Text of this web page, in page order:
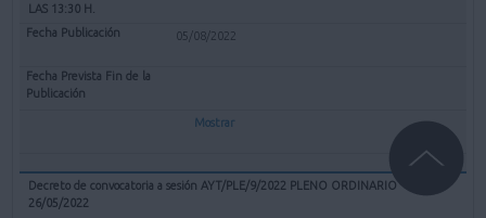
LAS 13:30 H.
05/08/2022
Mostrar
Decreto de convocatoria a sesión AYT/PLE/9/2022 PLENO ORDINARIO
26/05/2022